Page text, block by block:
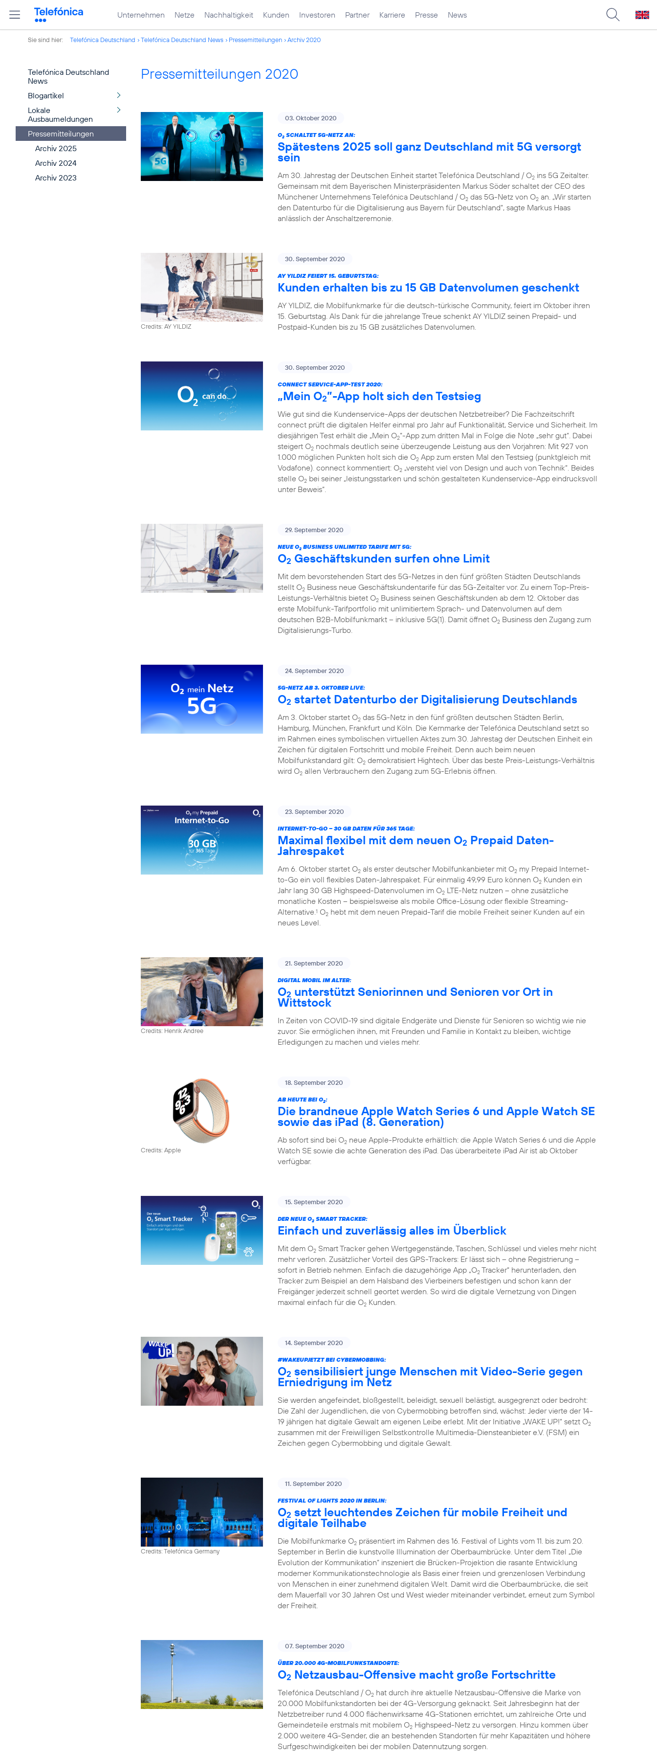
Unternehmen Netze Nachhaltigkeit Kunden Investoren Partner Karriere Presse News
Sie sind hier: Telefónica Deutschland Telefónica Deutschland News Pressemitteilungen Archiv 2020
Telefónica Deutschland
News
Blogartikel
Lokale
Ausbaumeldungen
Pressemitteilungen
Archiv 2025
Archiv 2024
Archiv 2023
Pressemitteilungen 2020
03. Oktober 2020
O2 SCHALTET 5G-NETZ AN:
Spätestens 2025 soll ganz Deutschland mit 5G versorgt
sein
Am 30. Jahrestag der Deutschen Einheit startet Telefónica Deutschland / O2 ins 5G Zeitalter.
Gemeinsam mit dem Bayerischen Ministerpräsidenten Markus Söder schaltet der CEO des
Münchener Unternehmens Telefónica Deutschland / O2 das 5G-Netz von O2 an. „Wir starten
den Datenturbo für die Digitalisierung aus Bayern für Deutschland“, sagte Markus Haas
anlässlich der Anschaltzeremonie.
Credits: AY YILDIZ
30. September 2020
AY YILDIZ FEIERT 15. GEBURTSTAG:
Kunden erhalten bis zu 15 GB Datenvolumen geschenkt
AY YILDIZ, die Mobilfunkmarke für die deutsch-türkische Community, feiert im Oktober ihren
15. Geburtstag. Als Dank für die jahrelange Treue schenkt AY YILDIZ seinen Prepaid- und
Postpaid-Kunden bis zu 15 GB zusätzliches Datenvolumen.
30. September 2020
CONNECT SERVICE-APP-TEST 2020:
„Mein O2”-App holt sich den Testsieg
Wie gut sind die Kundenservice-Apps der deutschen Netzbetreiber? Die Fachzeitschrift
connect prüft die digitalen Helfer einmal pro Jahr auf Funktionalität, Service und Sicherheit. Im
diesjährigen Test erhält die „Mein O2“-App zum dritten Mal in Folge die Note „sehr gut“. Dabei
steigert O2 nochmals deutlich seine überzeugende Leistung aus den Vorjahren: Mit 927 von
1.000 möglichen Punkten holt sich die O2 App zum ersten Mal den Testsieg (punktgleich mit
Vodafone). connect kommentiert: O2 „versteht viel von Design und auch von Technik“. Beides
stelle O2 bei seiner „leistungsstarken und schön gestalteten Kundenservice-App eindrucksvoll
unter Beweis“.
29. September 2020
NEUE O2 BUSINESS UNLIMITED TARIFE MIT 5G:
O2 Geschäftskunden surfen ohne Limit
Mit dem bevorstehenden Start des 5G-Netzes in den fünf größten Städten Deutschlands
stellt O2 Business neue Geschäftskundentarife für das 5G-Zeitalter vor. Zu einem Top-Preis-
Leistungs-Verhältnis bietet O2 Business seinen Geschäftskunden ab dem 12. Oktober das
erste Mobilfunk-Tarifportfolio mit unlimitiertem Sprach- und Datenvolumen auf dem
deutschen B2B-Mobilfunkmarkt – inklusive 5G(1). Damit öffnet O2 Business den Zugang zum
Digitalisierungs-Turbo.
24. September 2020
5G-NETZ AB 3. OKTOBER LIVE:
O2 startet Datenturbo der Digitalisierung Deutschlands
Am 3. Oktober startet O2 das 5G-Netz in den fünf größten deutschen Städten Berlin,
Hamburg, München, Frankfurt und Köln. Die Kernmarke der Telefónica Deutschland setzt so
im Rahmen eines symbolischen virtuellen Aktes zum 30. Jahrestag der Deutschen Einheit ein
Zeichen für digitalen Fortschritt und mobile Freiheit. Denn auch beim neuen
Mobilfunkstandard gilt: O2 demokratisiert Hightech. Über das beste Preis-Leistungs-Verhältnis
wird O2 allen Verbrauchern den Zugang zum 5G-Erlebnis öffnen.
23. September 2020
INTERNET-TO-GO – 30 GB DATEN FÜR 365 TAGE:
Maximal flexibel mit dem neuen O2 Prepaid Daten-
Jahrespaket
Am 6. Oktober startet O2 als erster deutscher Mobilfunkanbieter mit O2 my Prepaid Internet-
to-Go ein voll flexibles Daten-Jahrespaket. Für einmalig 49,99 Euro können O2 Kunden ein
Jahr lang 30 GB Highspeed-Datenvolumen im O2 LTE-Netz nutzen – ohne zusätzliche
monatliche Kosten – beispielsweise als mobile Office-Lösung oder flexible Streaming-
Alternative.1 O2 hebt mit dem neuen Prepaid-Tarif die mobile Freiheit seiner Kunden auf ein
neues Level.
Credits: Henrik Andree
21. September 2020
DIGITAL MOBIL IM ALTER:
O2 unterstützt Seniorinnen und Senioren vor Ort in
Wittstock
In Zeiten von COVID-19 sind digitale Endgeräte und Dienste für Senioren so wichtig wie nie
zuvor. Sie ermöglichen ihnen, mit Freunden und Familie in Kontakt zu bleiben, wichtige
Erledigungen zu machen und vieles mehr.
Credits: Apple
18. September 2020
AB HEUTE BEI O2:
Die brandneue Apple Watch Series 6 und Apple Watch SE
sowie das iPad (8. Generation)
Ab sofort sind bei O2 neue Apple-Produkte erhältlich: die Apple Watch Series 6 und die Apple
Watch SE sowie die achte Generation des iPad. Das überarbeitete iPad Air ist ab Oktober
verfügbar.
15. September 2020
DER NEUE O2 SMART TRACKER:
Einfach und zuverlässig alles im Überblick
Mit dem O2 Smart Tracker gehen Wertgegenstände, Taschen, Schlüssel und vieles mehr nicht
mehr verloren. Zusätzlicher Vorteil des GPS-Trackers: Er lässt sich – ohne Registrierung –
sofort in Betrieb nehmen. Einfach die dazugehörige App „O2 Tracker“ herunterladen, den
Tracker zum Beispiel an dem Halsband des Vierbeiners befestigen und schon kann der
Freigänger jederzeit schnell geortet werden. So wird die digitale Vernetzung von Dingen
maximal einfach für die O2 Kunden.
14. September 2020
#WAKEUPJETZT BEI CYBERMOBBING:
O2 sensibilisiert junge Menschen mit Video-Serie gegen
Erniedrigung im Netz
Sie werden angefeindet, bloßgestellt, beleidigt, sexuell belästigt, ausgegrenzt oder bedroht:
Die Zahl der Jugendlichen, die von Cybermobbing betroffen sind, wächst: Jeder vierte der 14-
19 jährigen hat digitale Gewalt am eigenen Leibe erlebt. Mit der Initiative „WAKE UP!“ setzt O2
zusammen mit der Freiwilligen Selbstkontrolle Multimedia-Diensteanbieter e.V. (FSM) ein
Zeichen gegen Cybermobbing und digitale Gewalt.
Credits: Telefónica Germany
11. September 2020
FESTIVAL OF LIGHTS 2020 IN BERLIN:
O2 setzt leuchtendes Zeichen für mobile Freiheit und
digitale Teilhabe
Die Mobilfunkmarke O2 präsentiert im Rahmen des 16. Festival of Lights vom 11. bis zum 20.
September in Berlin die kunstvolle Illumination der Oberbaumbrücke. Unter dem Titel „Die
Evolution der Kommunikation“ inszeniert die Brücken-Projektion die rasante Entwicklung
moderner Kommunikationstechnologie als Basis einer freien und grenzenlosen Verbindung
von Menschen in einer zunehmend digitalen Welt. Damit wird die Oberbaumbrücke, die seit
dem Mauerfall vor 30 Jahren Ost und West wieder miteinander verbindet, erneut zum Symbol
der Freiheit.
07. September 2020
ÜBER 20.000 4G-MOBILFUNKSTANDORTE:
O2 Netzausbau-Offensive macht große Fortschritte
Telefónica Deutschland / O2 hat durch ihre aktuelle Netzausbau-Offensive die Marke von
20.000 Mobilfunkstandorten bei der 4G-Versorgung geknackt. Seit Jahresbeginn hat der
Netzbetreiber rund 4.000 flächenwirksame 4G-Stationen errichtet, um zahlreiche Orte und
Gemeindeteile erstmals mit mobilem O2 Highspeed-Netz zu versorgen. Hinzu kommen über
2.000 weitere 4G-Sender, die an bestehenden Standorten für mehr Kapazitäten und höhere
Surfgeschwindigkeiten bei der mobilen Datennutzung sorgen.